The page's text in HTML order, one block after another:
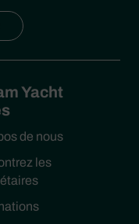
Yacht
de nous
les